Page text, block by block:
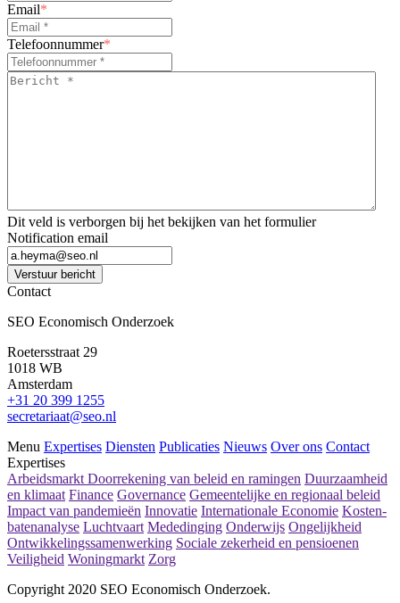
Email*
Telefoonnummer*
Bericht
Dit veld is verborgen bij het bekijken van het formulier
Notification email
Verstuur bericht
Contact
SEO Economisch Onderzoek
Roetersstraat 29
1018 WB
Amsterdam
+31 20 399 1255
secretariaat@seo.nl
Menu Expertises Diensten Publicaties Nieuws Over ons Contact
Expertises
Arbeidsmarkt Doorrekening van beleid en ramingen Duurzaamheid
en klimaat Finance Governance Gemeentelijke en regionaal beleid
Impact van pandemieën Innovatie Internationale Economie Kosten-
batenanalyse Luchtvaart Mededinging Onderwijs Ongelijkheid
Ontwikkelingssamenwerking Sociale zekerheid en pensioenen
Veiligheid Woningmarkt Zorg
Copyright 2020 SEO Economisch Onderzoek.